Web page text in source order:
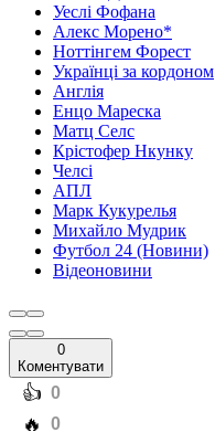
Уеслі Фофана
Алекс Морено*
Ноттінгем Форест
Українці за кордоном
Англія
Енцо Мареска
Матц Селс
Крістофер Нкунку
Челсі
АПЛ
Марк Кукурелья
Михайло Мудрик
Футбол 24 (Новини)
Відеоновини
0
Коментувати
️👍 0
️🔥 0